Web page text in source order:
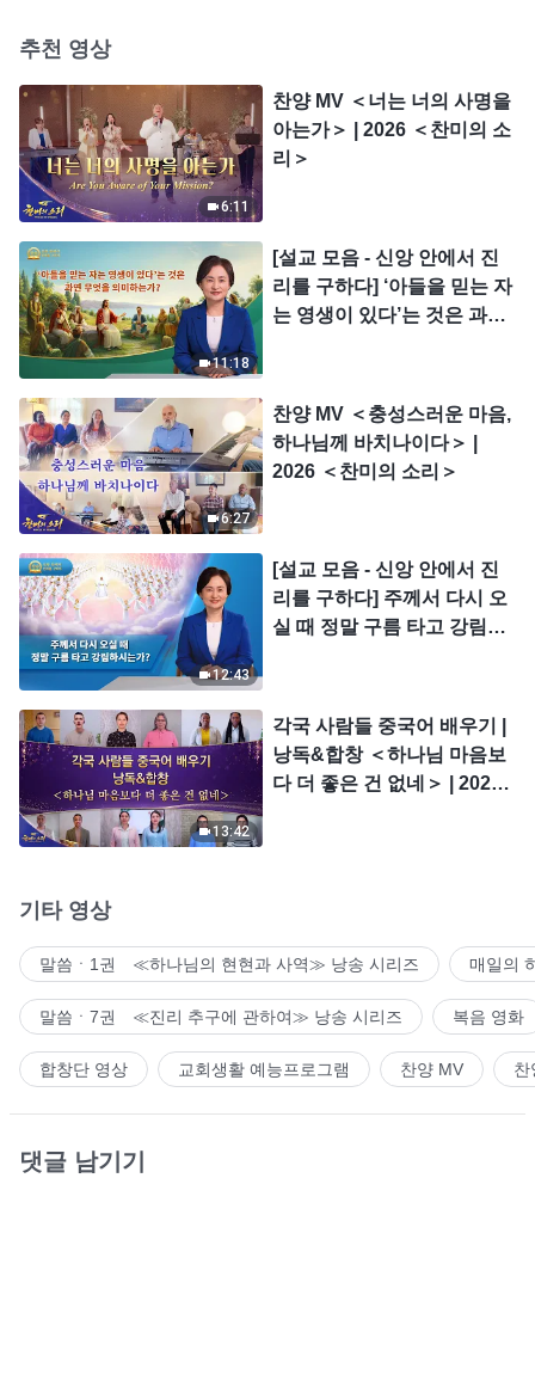
추천 영상
6:11
찬양 MV ＜너는 너의 사명을
아는가＞ | 2026 ＜찬미의 소
리＞
11:18
[설교 모음 - 신앙 안에서 진
리를 구하다] ‘아들을 믿는 자
는 영생이 있다’는 것은 과연
6:27
찬양 MV ＜충성스러운 마음,
하나님께 바치나이다＞ |
2026 ＜찬미의 소리＞
12:43
[설교 모음 - 신앙 안에서 진
리를 구하다] 주께서 다시 오
실 때 정말 구름 타고 강림하
13:42
각국 사람들 중국어 배우기 |
낭독&합창 ＜하나님 마음보
다 더 좋은 건 없네＞ | 2026
기타 영상
말씀ㆍ1권 ≪하나님의 현현과 사역≫ 낭송 시리즈 매일의
말씀ㆍ7권 ≪진리 추구에 관하여≫ 낭송 시리즈 복음 영화
합창단 영상 교회생활 예능프로그램 찬양 MV 찬
댓글 남기기